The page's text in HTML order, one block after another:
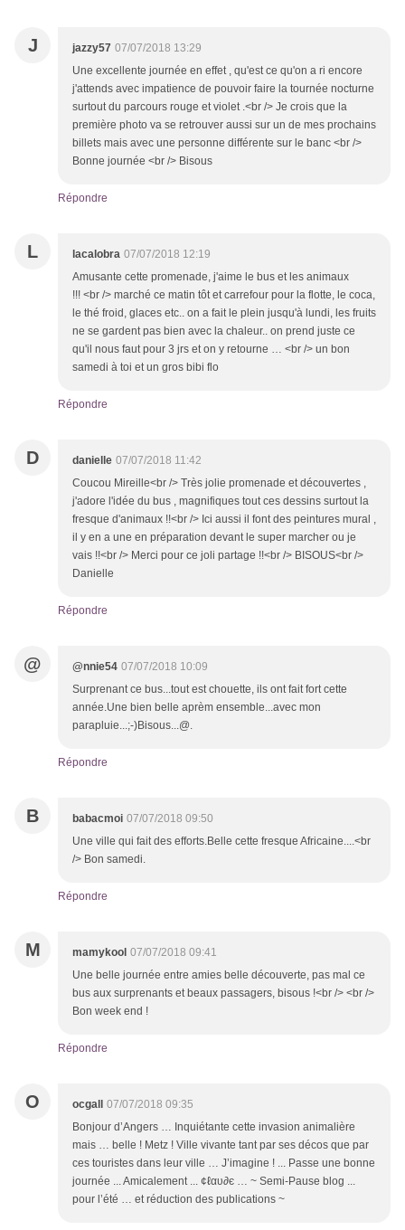
J jazzy57 07/07/2018 13:29
Une excellente journée en effet , qu'est ce qu'on a ri encore
j'attends avec impatience de pouvoir faire la tournée nocturne
surtout du parcours rouge et violet .<br /> Je crois que la
première photo va se retrouver aussi sur un de mes prochains
billets mais avec une personne différente sur le banc <br />
Bonne journée <br /> Bisous
Répondre
L lacalobra 07/07/2018 12:19
Amusante cette promenade, j'aime le bus et les animaux
!!! <br /> marché ce matin tôt et carrefour pour la flotte, le coca,
le thé froid, glaces etc.. on a fait le plein jusqu'à lundi, les fruits
ne se gardent pas bien avec la chaleur.. on prend juste ce
qu'il nous faut pour 3 jrs et on y retourne … <br /> un bon
samedi à toi et un gros bibi flo
Répondre
D danielle 07/07/2018 11:42
Coucou Mireille<br /> Très jolie promenade et découvertes ,
j'adore l'idée du bus , magnifiques tout ces dessins surtout la
fresque d'animaux !!<br /> Ici aussi il font des peintures mural ,
il y en a une en préparation devant le super marcher ou je
vais !!<br /> Merci pour ce joli partage !!<br /> BISOUS<br />
Danielle
Répondre
@ @nnie54 07/07/2018 10:09
Surprenant ce bus...tout est chouette, ils ont fait fort cette
année.Une bien belle aprèm ensemble...avec mon
parapluie...;-)Bisous...@.
Répondre
B babacmoi 07/07/2018 09:50
Une ville qui fait des efforts.Belle cette fresque Africaine....<br
/> Bon samedi.
Répondre
M mamykool 07/07/2018 09:41
Une belle journée entre amies belle découverte, pas mal ce
bus aux surprenants et beaux passagers, bisous !<br /> <br />
Bon week end !
Répondre
O ocgall
07/07/2018 09:35
Bonjour d’Angers … Inquiétante cette invasion animalière
mais … belle ! Metz ! Ville vivante tant par ses décos que par
ces touristes dans leur ville … J’imagine ! ... Passe une bonne
journée ... Amicalement ... ¢ℓαυ∂є … ~ Semi-Pause blog ...
pour l’été … et réduction des publications ~